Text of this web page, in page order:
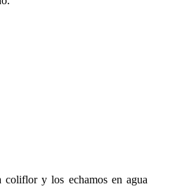
coliflor y los echamos en agua